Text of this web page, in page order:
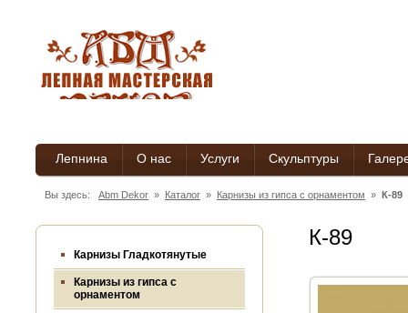
Лепнина О нас Услуги Скульптуры
Вы здесь: Abm Dekor » Каталог » Карнизы из гипса c орнаментом » К-89
Карнизы Гладкотянутые
Карнизы из гипса c
орнаментом
К-89